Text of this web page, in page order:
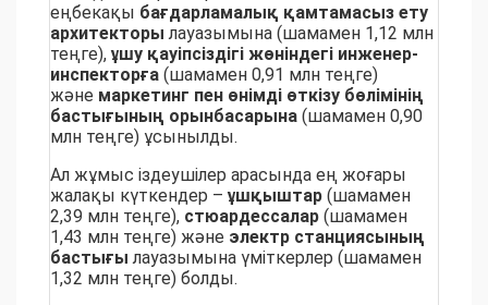
еңбекақы бағдарламалық қамтамасыз ету
архитекторы лауазымына (шамамен 1,12 млн
теңге),ұшу қауіпсіздігі жөніндегі инженер-
инспекторға (шамамен 0,91 млн теңге)
және маркетинг пен өнімді өткізу бөлімінің
бастығының орынбасарына (шамамен 0,90
млн теңге) ұсынылды.
Ал жұмыс іздеушілер арасында ең жоғары
жалақы күткендер –ұшқыштар (шамамен
2,39 млн теңге), стюардессалар (шамамен
1,43 млн теңге) және электр станциясының
бастығы лауазымына үміткерлер (шамамен
1,32 млн теңге) болды.